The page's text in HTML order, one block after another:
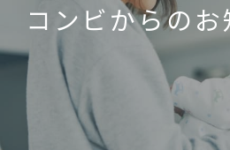
コンビからの